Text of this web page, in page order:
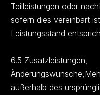
Teilleistungen oder
sofern dies vereinbart
Leistungsstand
6.5 Zusatzleistungen,
außerhalb des